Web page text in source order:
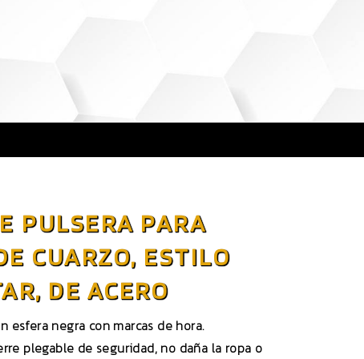
PULSERA PARA
CUARZO, ESTILO
DE ACERO
esfera negra con marcas de hora.
plegable de seguridad, no daña la ropa o